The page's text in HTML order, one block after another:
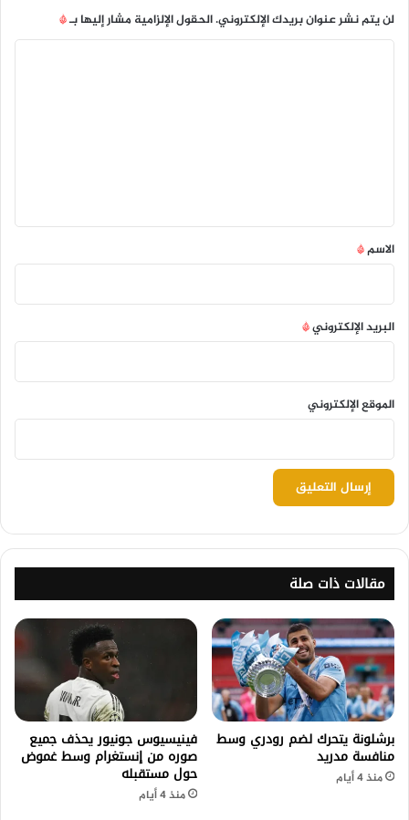
لن يتم نشر عنوان بريدك الإلكتروني.الحقول الإلزامية مشار إليها بـ*
*
الاسم*
البريد الإلكتروني*
الموقع الإلكتروني
مقالات ذات صلة
برشلونة يتحرك لضم رودري وسط
منافسة مدريد
منذ 4 أيام
فينيسيوس جونيور يحذف جميع
صوره من إنستغرام وسط غموض
حول مستقبله
منذ 4 أيام